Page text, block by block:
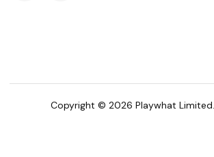
Copyright © 2026 Playwhat